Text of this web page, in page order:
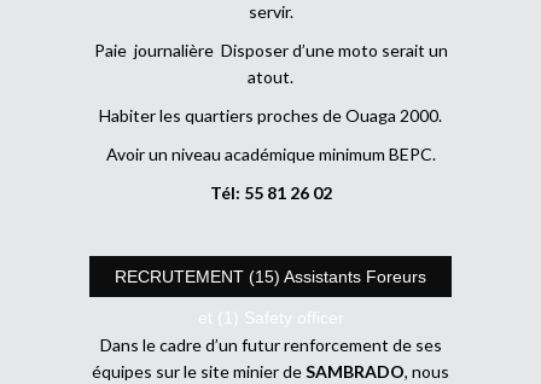
servir.
Paie journalière Disposer d’une moto serait un
atout.
Habiter les quartiers proches de Ouaga 2000.
Avoir un niveau académique minimum BEPC.
Tél: 55 81 26 02
RECRUTEMENT (15) Assistants Foreurs
et (1) Safety officer
Dans le cadre d’un futur renforcement de ses
équipes sur le site minier deSAMBRADO, nous